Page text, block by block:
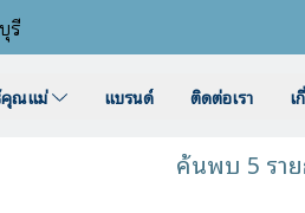
รี
คุณแม่ แบรนด์ ติดต่อเรา เ
ค้นพบ 5 รา